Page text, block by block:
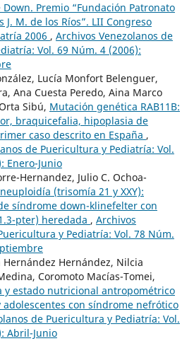
Premio “Fundación Patronato
J. M. de los Ríos”. LII Congreso
2006 , Archivos Venezolanos de
Vol. 69 Núm. 4 (2006):
Lucía Monfort Belenguer,
Ana Cuesta Peredo, Aina Marco
Sibú, Mutación genética RAB11B:
braquicefalia, hipoplasia de
caso descrito en España ,
de Puericultura y Pediatría: Vol.
Enero-Junio
Hernandez, Julio C. Ochoa-
(trisomía 21 y XXY):
síndrome down-klinefelter con
pter) heredada , Archivos
y Pediatría: Vol. 78 Núm.
Hernández Hernández, Nilcia
Coromoto Macías-Tomei,
y estado nutricional antropométrico
con síndrome nefrótico
de Puericultura y Pediatría: Vol.
Abril-Junio